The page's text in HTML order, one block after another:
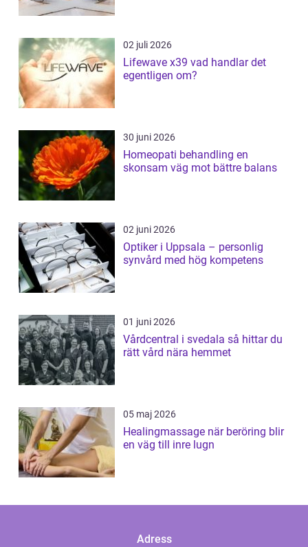
02 juli 2026
Lifewave x39 vad handlar det
egentligen om?
30 juni 2026
Homeopati behandling en
skonsam väg mot bättre balans
02 juni 2026
Optiker i Uppsala – personlig
synvård med hög kompetens
01 juni 2026
Vårdcentral i svedala så hittar du
rätt vård nära hemmet
05 maj 2026
Healingmassage när beröring blir
en väg till inre lugn
Adress